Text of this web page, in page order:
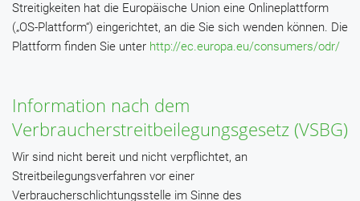
Streitigkeiten hat die Europäische Union eine Onlineplattform
(„OS-Plattform“) eingerichtet, an die Sie sich wenden können. Die
Plattform finden Sie unter http://ec.europa.eu/consumers/odr/
Information nach dem
Verbraucherstreitbeilegungsgesetz (VSBG)
Wir sind nicht bereit und nicht verpflichtet, an
Streitbeilegungsverfahren vor einer
Verbraucherschlichtungsstelle im Sinne des